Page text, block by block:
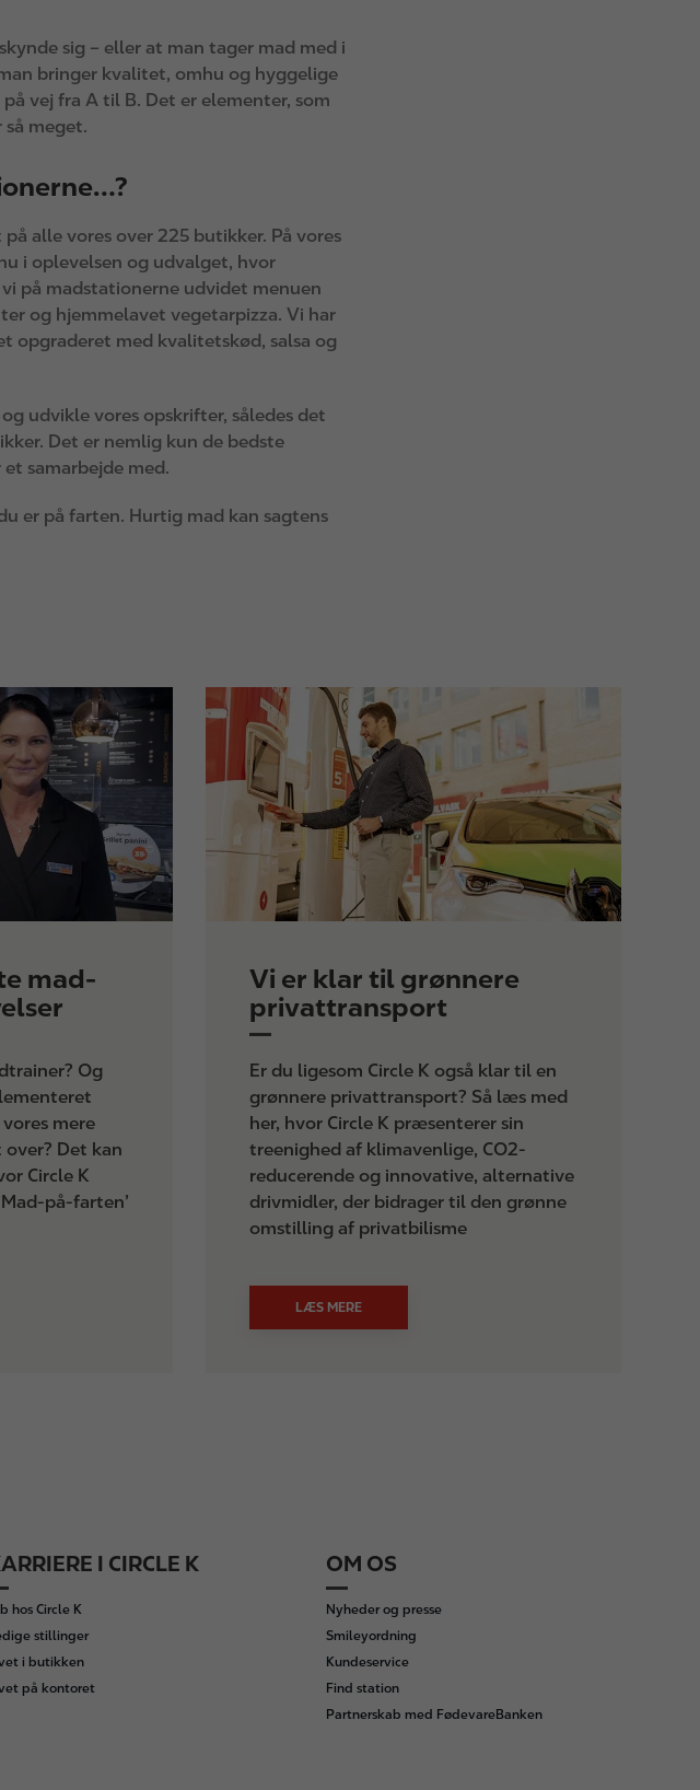
sig – eller at man tager mad med i
bringer kvalitet, omhu og hyggelige
vej fra A til B. Det er elementer, som
meget.
alle vores over 225 butikker. På vores
i oplevelsen og udvalget, hvor
på madstationerne udvidet menuen
og hjemmelavet vegetarpizza. Vi har
opgraderet med kvalitetskød, salsa og
udvikle vores opskrifter, således det
Det er nemlig kun de bedste
samarbejde med.
er på farten. Hurtig mad kan sagtens
mad-
Og
mere
Det kan
Circle K
på-farten’
m
g
Vi er klar til grønnere
privattransport
Er du ligesom Circle K også klar til en
grønnere privattransport? Så læs med
her, hvor Circle K præsenterer sin
treenighed af klimavenlige, CO2-
reducerende og innovative, alternative
drivmidler, der bidrager til den grønne
omstilling af privatbilisme
LÆS MERE
I CIRCLE K
hos Circle K
stillinger
i butikken
på kontoret
OM OS
Nyheder og presse
Smileyordning
Kundeservice
Find station
Partnerskab med FødevareBanken